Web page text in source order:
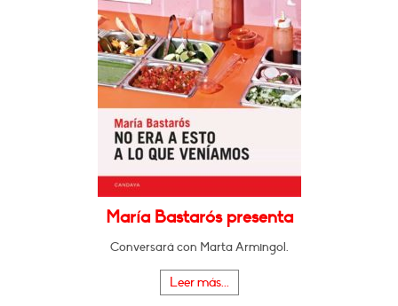
María Bastarós presenta
Conversará con Marta Armingol.
Leer más...